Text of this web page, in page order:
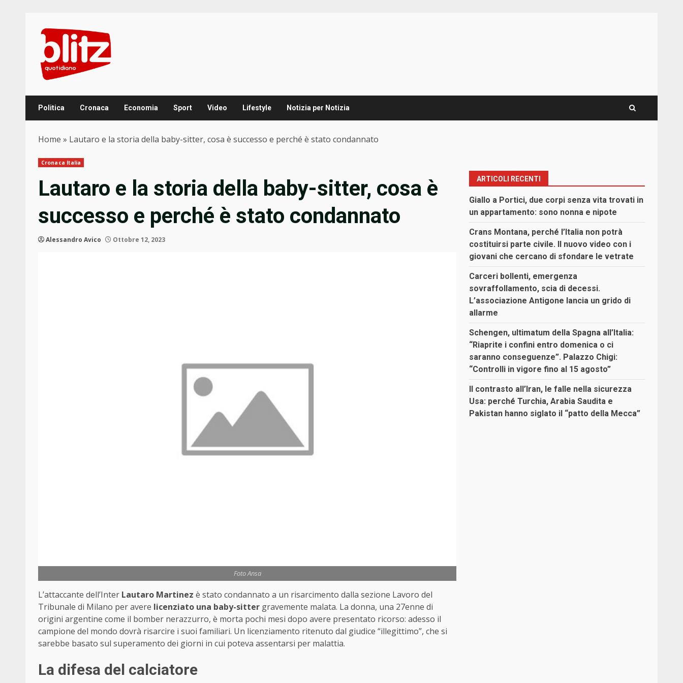
content
Politica Cronaca Economia Sport Video Lifestyle Notizia per Notizia
Home » Lautaro e la storia della baby-sitter, cosa è successo e perché è stato condannato
Cronaca Italia
Lautaro e la storia della baby-sitter, cosa è
successo e perché è stato condannato
Alessandro Avico Ottobre 12, 2023
Foto Ansa
L’attaccante dell’Inter Lautaro Martinez è stato condannato a un risarcimento dalla sezione Lavoro del
Tribunale di Milano per avere licenziato una baby-sitter gravemente malata. La donna, una 27enne di
origini argentine come il bomber nerazzurro, è morta pochi mesi dopo avere presentato ricorso: adesso il
campione del mondo dovrà risarcire i suoi familiari. Un licenziamento ritenuto dal giudice “illegittimo”, che si
sarebbe basato sul superamento dei giorni in cui poteva assentarsi per malattia.
La difesa del calciatore
ARTICOLI RECENTI
Giallo a Portici, due corpi senza vita trovati in
un appartamento: sono nonna e nipote
Crans Montana, perché l’Italia non potrà
costituirsi parte civile. Il nuovo video con i
giovani che cercano di sfondare le vetrate
Carceri bollenti, emergenza
sovraffollamento, scia di decessi.
L’associazione Antigone lancia un grido di
allarme
Schengen, ultimatum della Spagna all’Italia:
“Riaprite i confini entro domenica o ci
saranno conseguenze”. Palazzo Chigi:
“Controlli in vigore fino al 15 agosto”
Il contrasto all’Iran, le falle nella sicurezza
Usa: perché Turchia, Arabia Saudita e
Pakistan hanno siglato il “patto della Mecca”